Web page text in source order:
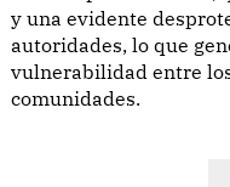
y una evidente
autoridades, lo que
vulnerabilidad entre
comunidades.